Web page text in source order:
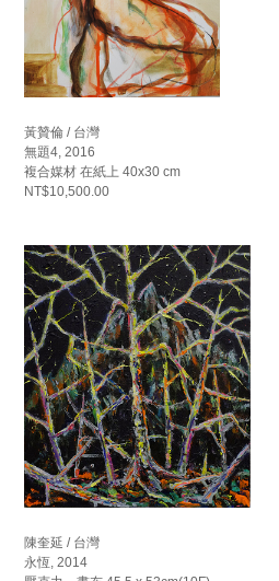
黃贊倫 / 台灣
無題4, 2016
複合媒材 在紙上 40x30 cm
NT$10,500.00
陳奎延 / 台灣
永恆, 2014